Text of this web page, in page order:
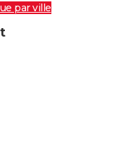
par ville